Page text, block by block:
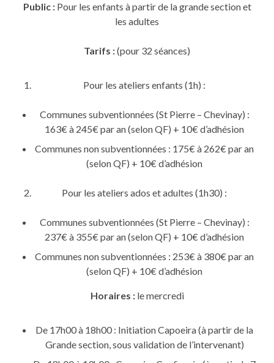
Public :Pour les enfants à partir de la grande section et
les adultes
Tarifs :(pour 32 séances)
Pour les ateliers enfants (1h) :
Communes subventionnées (St Pierre – Chevinay) :
163€ à 245€ par an (selon QF) + 10€ d’adhésion
Communes non subventionnées : 175€ à 262€ par an
(selon QF) + 10€ d’adhésion
Pour les ateliers ados et adultes (1h30) :
Communes subventionnées (St Pierre – Chevinay) :
237€ à 355€ par an (selon QF) + 10€ d’adhésion
Communes non subventionnées : 253€ à 380€ par an
(selon QF) + 10€ d’adhésion
Horaires :le mercredi
De 17h00 à 18h00 : Initiation Capoeira (à partir de la
Grande section, sous validation de l’intervenant)